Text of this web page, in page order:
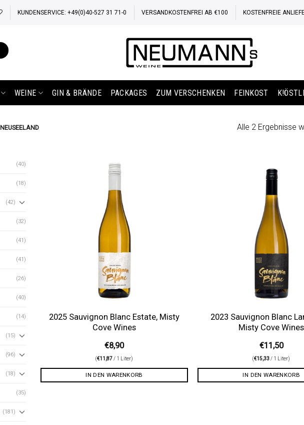
KUNDENSERVICE: +49(0)40-527 31 71-0 VERSANDKOSTENFREI AB €100 KOSTENFREIE
WEINE GIN & BRÄNDE PACKAGES ZUM VERSCHENKEN FEINKOST
NEUSEELAND Alle 2 Ergebnisse
(40)
(18)
(42)
(32)
(41)
(41)
(26)
(40)
(14)
(15)
(96)
(18)
(35)
(181)
2025 Sauvignon Blanc Estate, Misty
Cove Wines
€8,90
(€11,87/ 1 Liter)
IN DEN WARENKORB
2023 Sauvignon Blanc
Misty Cove Wines
€11,50
(€15,33/ 1 Liter)
IN DEN WARENKORB